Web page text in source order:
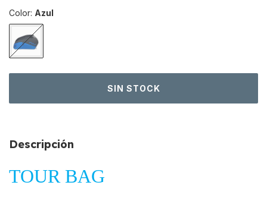
Color: Azul
Descripción
TOUR BAG